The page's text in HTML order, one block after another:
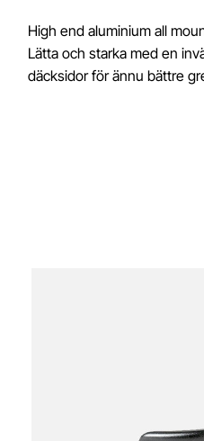
High end aluminium all
Lätta och starka med en
däcksidor för ännu bättre